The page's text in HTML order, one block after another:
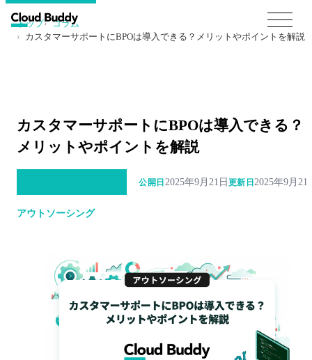
トップ
コラム
カスタマーサポートにBPOは導入できる？メリットやポイントを解説
カスタマーサポートにBPOは導入できる？
メリットやポイントを解説
公開日 2025年9月21日 更新日 2025年9月21
アウトソーシング